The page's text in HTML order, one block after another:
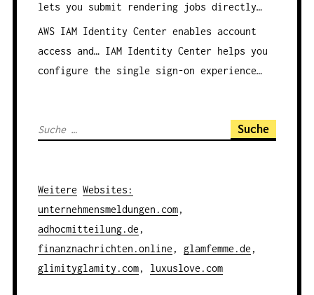
lets you submit rendering jobs directly…
AWS IAM Identity Center enables account
access and…IAM Identity Center helps you
configure the single sign-on experience…
S
h
e
n
a
c
Weitere Websites :
unternehmensmeldungen.com,
adhocmitteilung.de ,
finanznachrichten.online , glamfemme.de ,
glimityglamity.com, luxuslove.com